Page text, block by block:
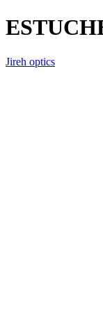
Jireh optics